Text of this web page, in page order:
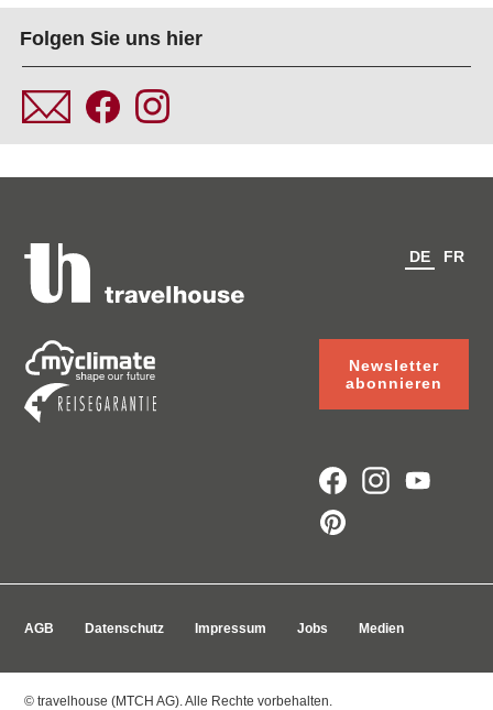
Folgen Sie uns hier
Newsletter
abonnieren
DE FR
AGB Datenschutz Impressum Jobs Medien
© travelhouse (MTCH AG). Alle Rechte vorbehalten.